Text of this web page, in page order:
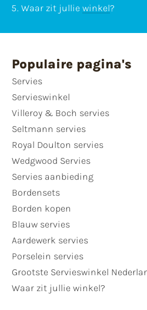
Waar zit jullie winkel?
Populaire pagina's
Servies
Servieswinkel
Villeroy & Boch servies
Seltmann servies
Royal Doulton servies
Wedgwood Servies
Servies aanbieding
Bordensets
Borden kopen
Blauw servies
Aardewerk servies
Porselein servies
Grootste Servieswinkel
Waar zit jullie winkel?